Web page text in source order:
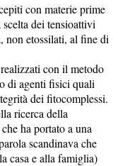
con materie prime
dei tensioattivi
non etossilati, al fine di
con il metodo
di agenti fisici quali
dei fitocomplessi.
ricerca della
ha portato a una
scandinava che
casa e alla famiglia)